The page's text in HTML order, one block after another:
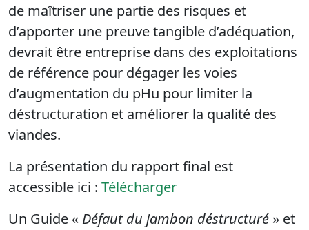
de maîtriser une partie des risques et
d’apporter une preuve tangible d’adéquation,
devrait être entreprise dans des exploitations
de référence pour dégager les voies
d’augmentation du pHu pour limiter la
déstructuration et améliorer la qualité des
viandes.
La présentation du rapport final est
accessible ici : Télécharger
Un Guide « Défaut du jambon déstructuré » et